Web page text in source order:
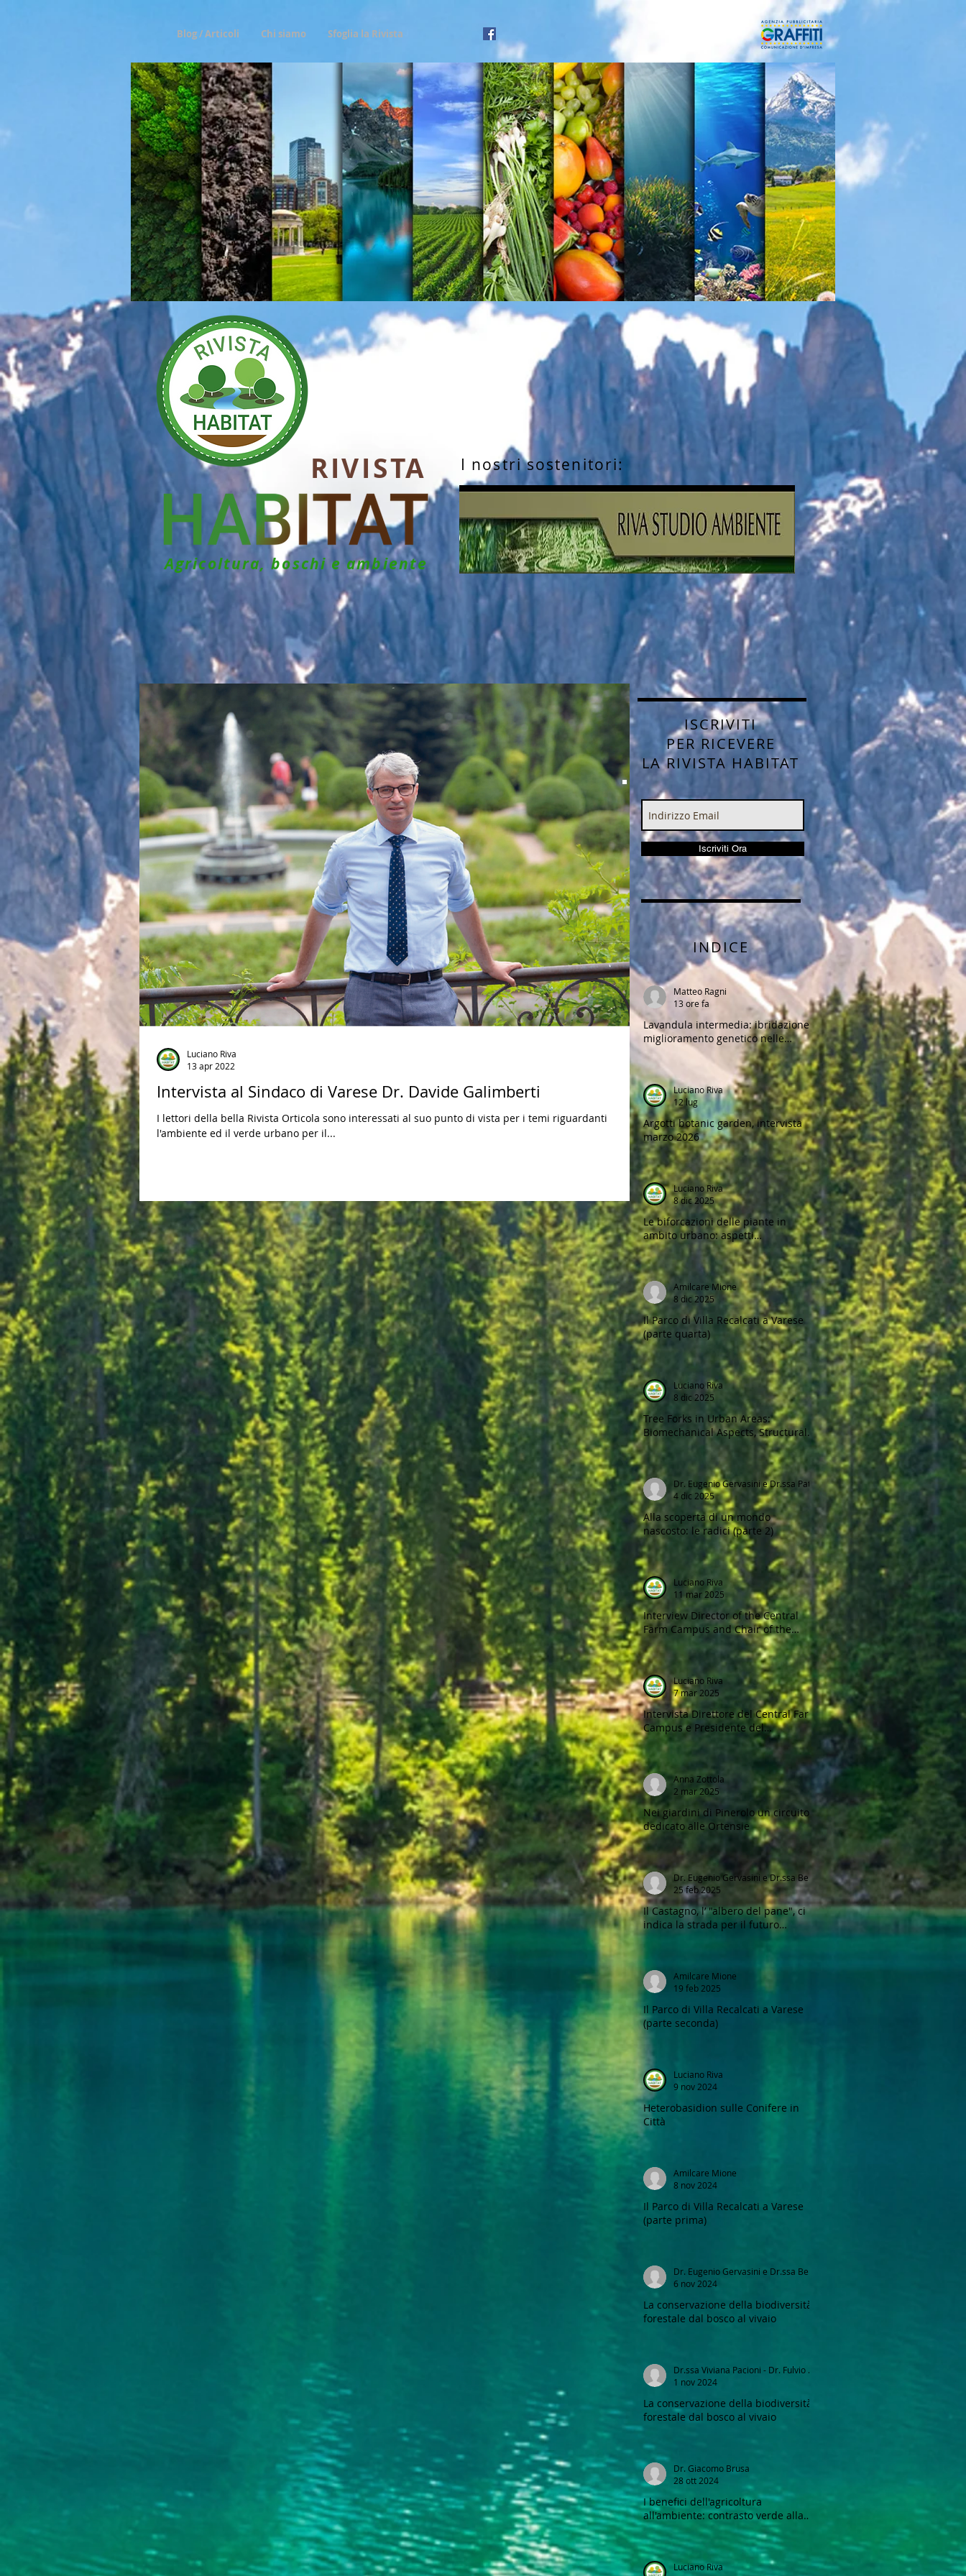
Blog / Articoli Chi siamo Sfoglia la Rivista
I nostri sostenitori:
Agricoltura, boschi e ambiente
RIVISTA
Intervista al Sindaco di Varese Dr. Davide Galimberti
I lettori della bella Rivista Orticola sono interessati al suo punto di vista per i temi riguardanti
l'ambiente ed il verde urbano per il...
Luciano Riva
13 apr 2022
ISCRIVITI
PER RICEVERE
LA RIVISTA HABITAT
Iscriviti Ora
Lavandula intermedia: ibridazione e
miglioramento genetico nelle
lavande perenni
Matteo Ragni
13 ore fa
Argotti botanic garden, intervista
marzo 2026
Luciano Riva
12 lug
Le biforcazioni delle piante in
ambito urbano: aspetti
biomeccanici, difetti strutturali e
strategie di gestione
Luciano Riva
8 dic 2025
Il Parco di Villa Recalcati a Varese
(parte quarta)
Amilcare Mione
8 dic 2025
Tree Forks in Urban Areas:
Biomechanical Aspects, Structural
Defects, and Management
Strategies
Luciano Riva
8 dic 2025
Alla scoperta di un mondo
nascosto: le radici (parte 2)
4 dic 2025
Interview Director of the Central
Farm Campus and Chair of the
Agriculture Department
department, University of Belize,
Maximiliano Ortega, Central Farm,
Cayo, Belize
Luciano Riva
11 mar 2025
Intervista Direttore del Central Farm
Campus e Presidente del
Dipartimento di Agraria, Università
del Belize, Maximiliano Ortega,
Central Farm, Cayo, Belize.
Luciano Riva
7 mar 2025
Nei giardini di Pinerolo un circuito
dedicato alle Ortensie
Anna Zottola
2 mar 2025
Il Castagno, l’ "albero del pane", ci
indica la strada per il futuro…
Dr. Eugenio Gervasini e Dr.ssa Beatrice Melone
25 feb 2025
Il Parco di Villa Recalcati a Varese
(parte seconda)
Amilcare Mione
19 feb 2025
Heterobasidion sulle Conifere in
Città
Luciano Riva
9 nov 2024
Il Parco di Villa Recalcati a Varese
(parte prima)
Amilcare Mione
8 nov 2024
La conservazione della biodiversità
forestale dal bosco al vivaio
6 nov 2024
La conservazione della biodiversità
forestale dal bosco al vivaio
Dr.ssa Viviana Pacioni - Dr. Fulvio E. Caronni
1 nov 2024
I benefici dell'agricoltura
all'ambiente: contrasto verde alla
CO2 e miglioramento del paesaggio
Dr. Giacomo Brusa
28 ott 2024
Luciano Riva
INDICE